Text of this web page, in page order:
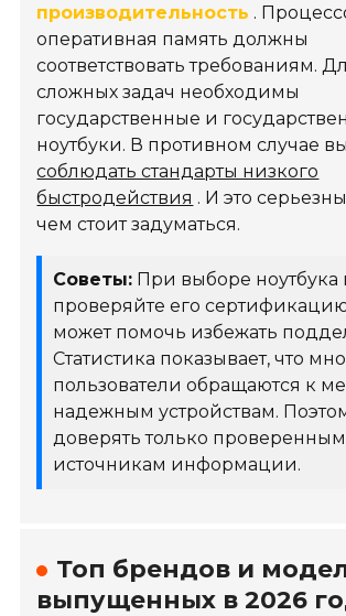
производительность .
оперативная память должны
соответствовать требованиям.
сложных задач необходимы
государственные и
ноутбуки. В противном случае
соблюдать стандарты низкого
быстродействия . И это
чем стоит задуматься.
Советы: При выборе ноутбука
проверяйте его
может помочь избежать
Статистика показывает, что
пользователи обращаются к
надежным устройствам.
доверять только проверенным
источникам информации.
Топ брендов и
выпущенных в 2026